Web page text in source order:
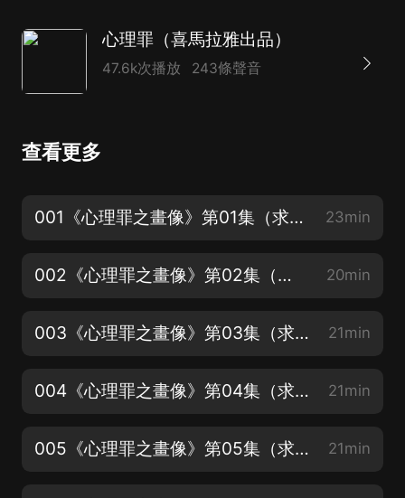
心理罪（喜馬拉雅出品）
47.6k次播放 243條聲音
查看更多
001《心理罪之畫像》第01集（求打賞、點讚、評論~本集有彩蛋哦） 23min
002《心理罪之畫像》第02集（求打賞、點讚、評論） 20min
003《心理罪之畫像》第03集（求打賞、點讚、評論） 21min
004《心理罪之畫像》第04集（求打賞、點讚、評論） 21min
005《心理罪之畫像》第05集（求打賞、點讚、評論） 21min